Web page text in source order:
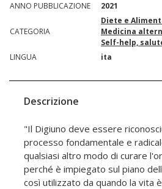
ANNO PUBBLICAZIONE
2021
CATEGORIA
Diete e
Medicina
Self-help,
LINGUA
ita
Descrizione
"Il Digiuno deve essere
processo fondamentale e
qualsiasi altro modo di curare
perché è impiegato sul piano
così utilizzato da quando la vita